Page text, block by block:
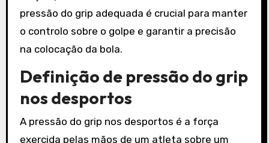
pressão do grip adequada é crucial para manter
o controlo sobre o golpe e garantir a precisão
na colocação da bola.
Definição de pressão do grip
nos desportos
A pressão do grip nos desportos é a força
exercida pelas mãos de um atleta sobre um